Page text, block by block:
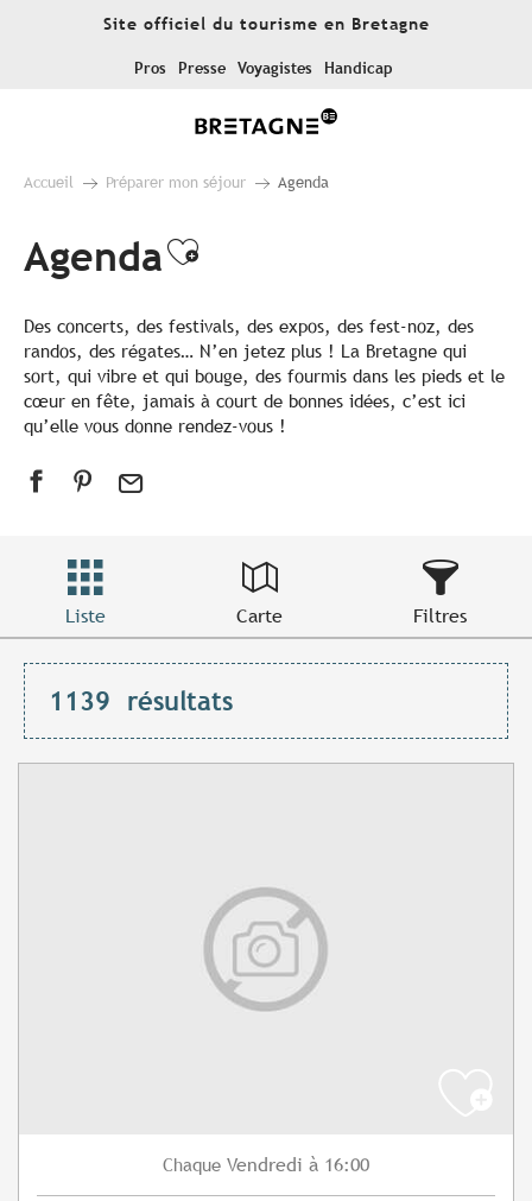
Site officiel du tourisme en Bretagne
Pros Presse Voyagistes Handicap
Accueil Préparer mon séjour Agenda
AgendaAjouter aux favoris
Des concerts, des festivals, des expos, des fest-noz, des
randos, des régates… N’en jetez plus ! La Bretagne qui
sort, qui vibre et qui bouge, des fourmis dans les pieds et le
cœur en fête, jamais à court de bonnes idées, c’est ici
qu’elle vous donne rendez-vous !
Liste Carte Filtres
1139 résultats
Chaque Vendredi à 16:00